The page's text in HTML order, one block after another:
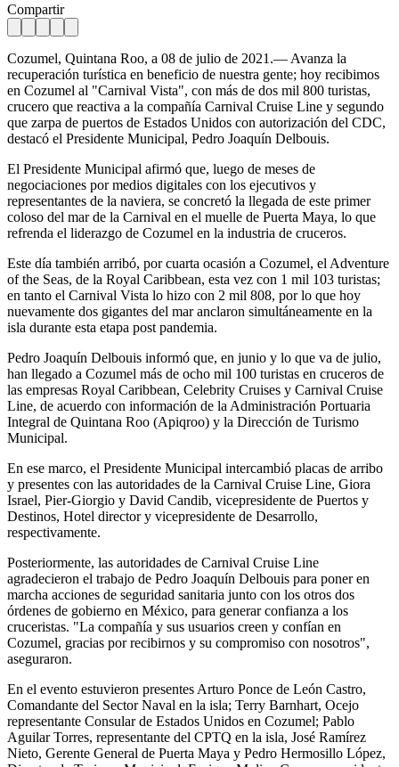
Compartir
Cozumel, Quintana Roo, a 08 de julio de 2021.— Avanza la
recuperación turística en beneficio de nuestra gente; hoy recibimos
en Cozumel al "Carnival Vista", con más de dos mil 800 turistas,
crucero que reactiva a la compañía Carnival Cruise Line y segundo
que zarpa de puertos de Estados Unidos con autorización del CDC,
destacó el Presidente Municipal, Pedro Joaquín Delbouis.
El Presidente Municipal afirmó que, luego de meses de
negociaciones por medios digitales con los ejecutivos y
representantes de la naviera, se concretó la llegada de este primer
coloso del mar de la Carnival en el muelle de Puerta Maya, lo que
refrenda el liderazgo de Cozumel en la industria de cruceros.
Este día también arribó, por cuarta ocasión a Cozumel, el Adventure
of the Seas, de la Royal Caribbean, esta vez con 1 mil 103 turistas;
en tanto el Carnival Vista lo hizo con 2 mil 808, por lo que hoy
nuevamente dos gigantes del mar anclaron simultáneamente en la
isla durante esta etapa post pandemia.
Pedro Joaquín Delbouis informó que, en junio y lo que va de julio,
han llegado a Cozumel más de ocho mil 100 turistas en cruceros de
las empresas Royal Caribbean, Celebrity Cruises y Carnival Cruise
Line, de acuerdo con información de la Administración Portuaria
Integral de Quintana Roo (Apiqroo) y la Dirección de Turismo
Municipal.
En ese marco, el Presidente Municipal intercambió placas de arribo
y presentes con las autoridades de la Carnival Cruise Line, Giora
Israel, Pier-Giorgio y David Candib, vicepresidente de Puertos y
Destinos, Hotel director y vicepresidente de Desarrollo,
respectivamente.
Posteriormente, las autoridades de Carnival Cruise Line
agradecieron el trabajo de Pedro Joaquín Delbouis para poner en
marcha acciones de seguridad sanitaria junto con los otros dos
órdenes de gobierno en México, para generar confianza a los
cruceristas. "La compañía y sus usuarios creen y confían en
Cozumel, gracias por recibirnos y su compromiso con nosotros",
aseguraron.
En el evento estuvieron presentes Arturo Ponce de León Castro,
Comandante del Sector Naval en la isla; Terry Barnhart, Ocejo
representante Consular de Estados Unidos en Cozumel; Pablo
Aguilar Torres, representante del CPTQ en la isla, José Ramírez
Nieto, Gerente General de Puerta Maya y Pedro Hermosillo López,